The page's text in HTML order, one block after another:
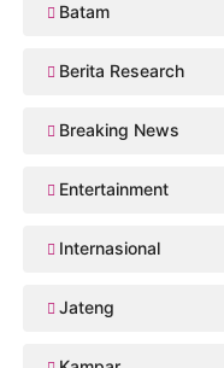
Batam
Berita Research
Breaking News
Entertainment
Internasional
Jateng